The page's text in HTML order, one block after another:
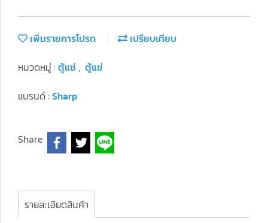
เพิ่มรายการโปรด
เปรียบเทียบ
หมวดหมู่ : ตู้แช่ , ตู้แช่
แบรนด์ : Sharp
Share
รายละเอียดสินค้า